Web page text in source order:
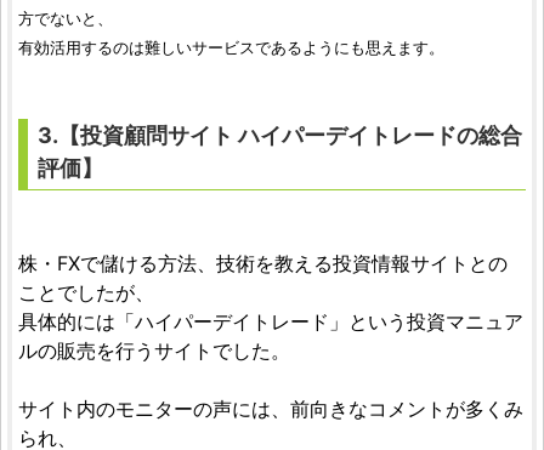
方でないと、
有効活用するのは難しいサービスであるようにも思えます。
3.【投資顧問サイト ハイパーデイトレードの総合
評価】
株・FXで儲ける方法、技術を教える投資情報サイトとの
ことでしたが、
具体的には「ハイパーデイトレード」という投資マニュア
ルの販売を行うサイトでした。
サイト内のモニターの声には、前向きなコメントが多くみ
られ、